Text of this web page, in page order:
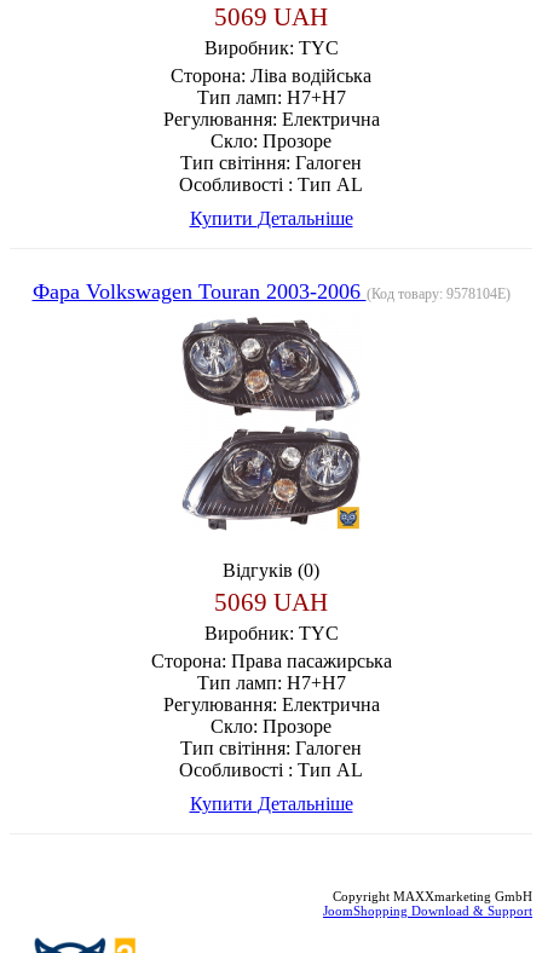
5069 UAH
Виробник: TYC
Сторона: Ліва водійська
Тип ламп: H7+H7
Регулювання: Електрична
Скло: Прозоре
Тип світіння: Галоген
Особливості : Тип AL
Купити Детальніше
Фара Volkswagen Touran 2003-2006 (Код товару: 9578104E)
Відгуків (0)
5069 UAH
Виробник: TYC
Сторона: Права пасажирська
Тип ламп: H7+H7
Регулювання: Електрична
Скло: Прозоре
Тип світіння: Галоген
Особливості : Тип AL
Купити Детальніше
Copyright MAXXmarketing GmbH
JoomShopping Download & Support